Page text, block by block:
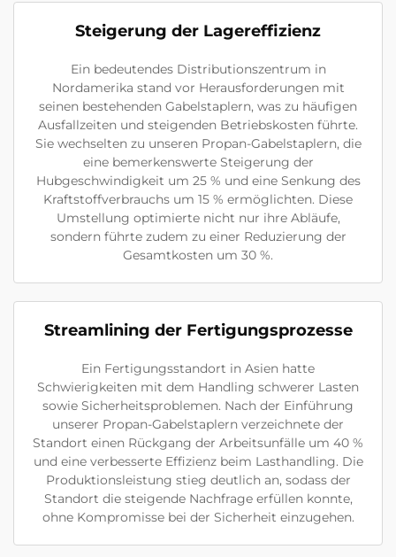
Steigerung der Lagereffizienz
Ein bedeutendes Distributionszentrum in
Nordamerika stand vor Herausforderungen mit
seinen bestehenden Gabelstaplern, was zu häufigen
Ausfallzeiten und steigenden Betriebskosten führte.
Sie wechselten zu unseren Propan-Gabelstaplern, die
eine bemerkenswerte Steigerung der
Hubgeschwindigkeit um 25 % und eine Senkung des
Kraftstoffverbrauchs um 15 % ermöglichten. Diese
Umstellung optimierte nicht nur ihre Abläufe,
sondern führte zudem zu einer Reduzierung der
Gesamtkosten um 30 %.
Streamlining der Fertigungsprozesse
Ein Fertigungsstandort in Asien hatte
Schwierigkeiten mit dem Handling schwerer Lasten
sowie Sicherheitsproblemen. Nach der Einführung
unserer Propan-Gabelstaplern verzeichnete der
Standort einen Rückgang der Arbeitsunfälle um 40 %
und eine verbesserte Effizienz beim Lasthandling. Die
Produktionsleistung stieg deutlich an, sodass der
Standort die steigende Nachfrage erfüllen konnte,
ohne Kompromisse bei der Sicherheit einzugehen.